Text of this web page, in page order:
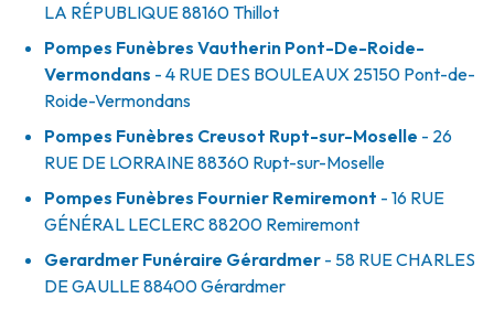
LA RÉPUBLIQUE88160 Thillot
Pompes Funèbres Vautherin Pont-De-Roide-
Vermondans - 4 RUE DES BOULEAUX 25150 Pont-de-
Roide-Vermondans
Pompes Funèbres Creusot Rupt-sur-Moselle - 26
RUE DE LORRAINE88360 Rupt-sur-Moselle
Pompes Funèbres Fournier Remiremont - 16 RUE
GÉNÉRAL LECLERC88200 Remiremont
Gerardmer Funéraire Gérardmer - 58 RUE CHARLES
DE GAULLE88400Gérardmer